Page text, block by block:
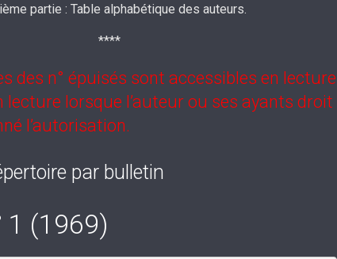
partie : Table alphabétique des auteurs.
****
des n° épuisés sont accessibles en lecture
lecture lorsque l’auteur ou ses ayants droit
l’autorisation.
par bulletin
1 (1969)